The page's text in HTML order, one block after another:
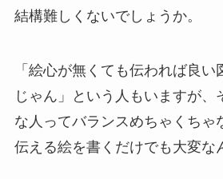
結構難しくないでしょうか。
「絵心が無くても伝われば良
じゃん」という人もいますが、
な人ってバランスめちゃくちゃ
伝える絵を書くだけでも大変な